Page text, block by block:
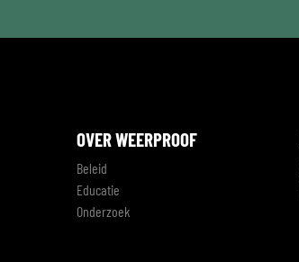
OVER WEERPROOF
Beleid
Educatie
Onderzoek